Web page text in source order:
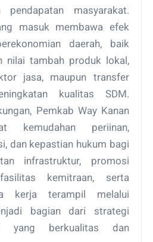
pendapatan masyarakat.
masuk membawa efek
daerah, baik
nilai tambah produk lokal,
jasa, maupun transfer
kualitas SDM.
Pemkab Way Kanan
kemudahan periinan,
dan kepastian hukum bagi
infrastruktur, promosi
kemitraan, serta
kerja terampil melalui
bagian dari strategi
yang berkualitas dan